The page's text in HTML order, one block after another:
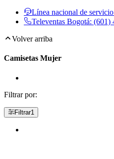
Línea nacional de
Televentas Bogotá: (601)
Volver arriba
Camisetas Mujer
Filtrar por:
Filtrar1